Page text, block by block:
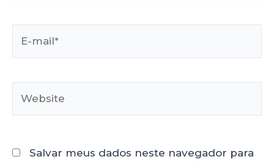
Salvar meus dados neste navegador para